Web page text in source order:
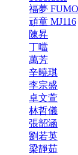
福夢
頑童 MJ116
陳昇
丁噹
萬芳
辛曉琪
李宗盛
卓文萱
林哲儀
張韶涵
劉若英
梁靜茹